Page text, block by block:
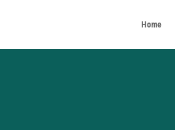
Home